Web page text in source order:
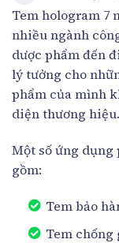
Tem hologram 7
nhiều ngành
dược phẩm đến
lý tưởng cho
phẩm của mình
diện thương hiệu.
Một số ứng dụng
gồm:
Tem bảo
Tem chống